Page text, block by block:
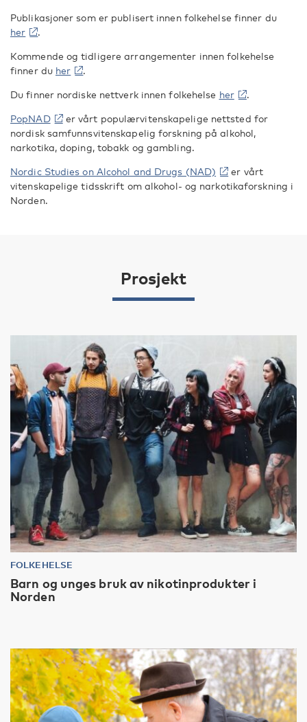
Publikasjoner som er publisert innen folkehelse finner du
her
.
Kommende og tidligere arrangementer innen folkehelse
finner du her .
Du finner nordiske nettverk innen folkehelse her .
PopNAD
er vårt populærvitenskapelige nettsted for
nordisk samfunnsvitenskapelig forskning på alkohol,
narkotika, doping, tobakk og gambling.
Nordic Studies on Alcohol and Drugs (NAD)
er vårt
vitenskapelige tidsskrift om alkohol- og narkotikaforskning i
Norden.
Prosjekt
FOLKEHELSE
Barn og unges bruk av nikotinprodukter i
Norden